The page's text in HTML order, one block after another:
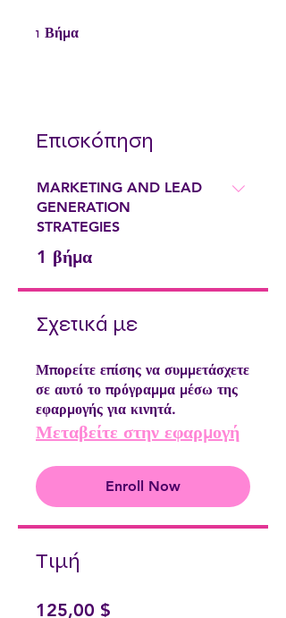
1 Βήμα
Επισκόπηση
MARKETING AND LEAD
GENERATION
STRATEGIES
.
1 βήμα
Σχετικά με
Μπορείτε επίσης να συμμετάσχετε
σε αυτό το πρόγραμμα μέσω της
εφαρμογής για κινητά.
Μεταβείτε στην εφαρμογή
Enroll Now
Τιμή
125,00 $